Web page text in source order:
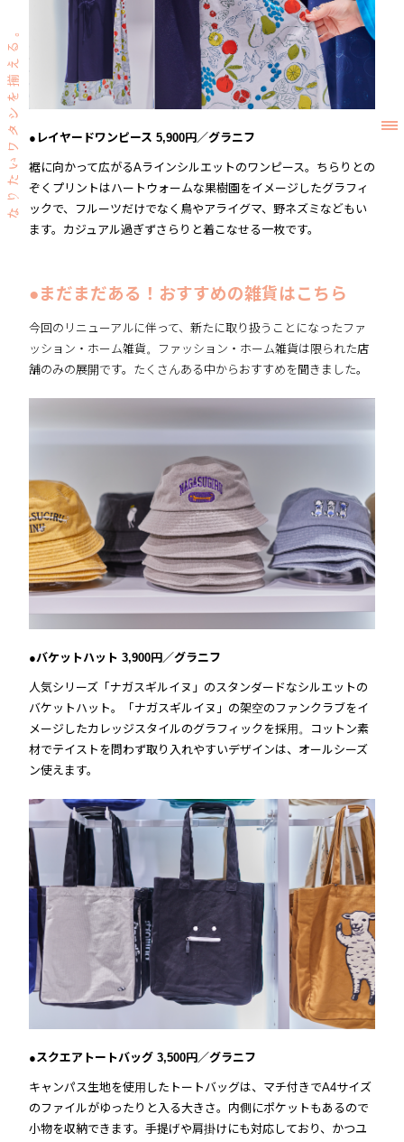
●レイヤードワンピース 5,900円／グラニフ
裾に向かって広がるAラインシルエットのワンピース。ちらりとの
ぞくプリントはハートウォームな果樹園をイメージしたグラフィ
ックで、フルーツだけでなく鳥やアライグマ、野ネズミなどもい
ます。カジュアル過ぎずさらりと着こなせる一枚です。
●まだまだある！おすすめの雑貨はこちら
今回のリニューアルに伴って、新たに取り扱うことになったファ
ッション・ホーム雑貨。ファッション・ホーム雑貨は限られた店
舗のみの展開です。たくさんある中からおすすめを聞きました。
●バケットハット 3,900円／グラニフ
人気シリーズ「ナガスギルイヌ」のスタンダードなシルエットの
バケットハット。「ナガスギルイヌ」の架空のファンクラブをイ
メージしたカレッジスタイルのグラフィックを採用。コットン素
材でテイストを問わず取り入れやすいデザインは、オールシーズ
ン使えます。
●スクエアトートバッグ 3,500円／グラニフ
キャンパス生地を使用したトートバッグは、マチ付きでA4サイズ
のファイルがゆったりと入る大きさ。内側にポケットもあるので
小物を収納できます。手提げや肩掛けにも対応しており、かつユ